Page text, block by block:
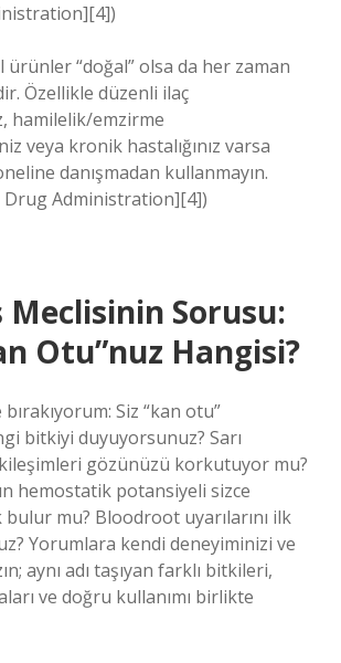
ürünler “doğal” olsa da her zaman
Özellikle düzenli ilaç
hamilelik/emzirme
veya kronik hastalığınız varsa
danışmadan kullanmayın.
Drug Administration][4])
Meclisinin Sorusu:
Otu”nuz Hangisi?
Siz “kan otu”
bitkiyi duyuyorsunuz? Sarı
gözünüzü korkutuyor mu?
hemostatik potansiyeli sizce
bulur mu? Bloodroot uyarılarını ilk
Yorumlara kendi deneyiminizi ve
aynı adı taşıyan farklı bitkileri,
ve doğru kullanımı birlikte